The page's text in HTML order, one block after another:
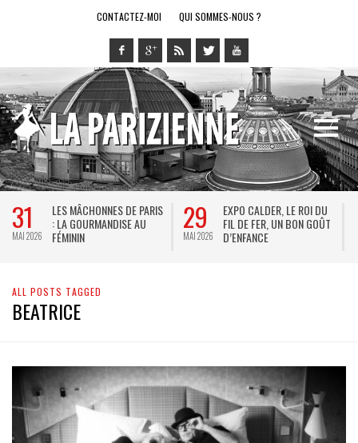
CONTACTEZ-MOI QUI SOMMES-NOUS ?
31
MAI 2026
LES MÂCHONNES DE PARIS
: LA GOURMANDISE AU
FÉMININ
29
MAI 2026
EXPO CALDER, LE ROI DU
FIL DE FER, UN BON GOÛT
D’ENFANCE
ALL POSTS TAGGED
BEATRICE